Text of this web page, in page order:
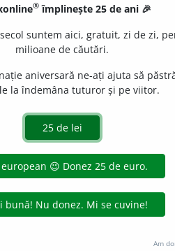
interj. adresată vitelor (cailor,
În hart,în lăturĭ, la o parte:
se în hart, intră voĭnicește în
șiharí(Mold.) și harc(Ml.). V.
® împlinește 25 de ani 🎉
suntem aici, gratuit, zi de zi,
milioane de căutări.
aniversară ne-ați ajuta să
la îndemâna tuturor și pe viitor.
Am